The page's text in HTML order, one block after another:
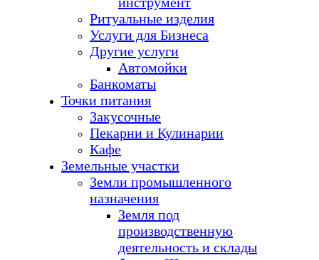
Ритуальные изделия
Услуги для Бизнеса
Другие услуги
Автомойки
Банкоматы
Точки питания
Закусочные
Пекарни и Кулинарии
Кафе
Земельные участки
Земли промышленного
назначения
Земля под
производственную
деятельность и склады